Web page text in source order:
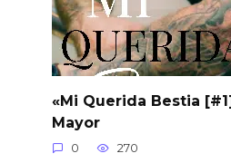
«Mi Querida Bestia
Mayor
0 270